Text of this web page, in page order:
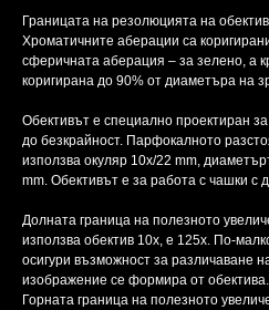
Границата на резолюцията на
Хроматичните аберации са
сферичната аберация – за зелено, а
коригирана до 90% от диаметъра на
Обективът е специално проектиран
до безкрайност. Парфокалното
използва окуляр 10х/22 mm,
mm. Обективът е за работа с чашки с
Долната граница на полезното
използва обектив 10x, е 125x. По-
осигури възможност за различаване
изображение се формира от обектива.
Горната граница на полезното